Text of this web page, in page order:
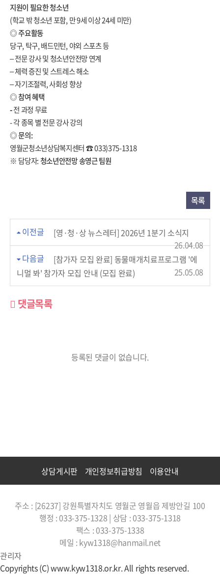
지원이 필요한 청소년
(학교 밖 청소년 포함, 만 9세 이상 24세 미만)
◎주요활동
당구, 탁구, 배드민턴, 야외 스포츠 등
– 전문 강사 및 청소년안전망 연계
– 체력 증진 및 스트레스 해소
– 자기조절력, 사회성 향상
◎참여 혜택
-전 과정 무료
- 각 종목 별 전문 강사 강의
◎문의:
영월군청소년상담복지센터 ☎ 033)375-1318
※ 담당자: 청소년안전망 송영근 팀원
목록
이전글
[영·청·상 뉴스레터] 2026년 1분기 소식지
26.04.08
다음글
[참가자 모집 완료] 동물매개치료프로그램 '에
니멀 봐' 참가자 모집 안내 (모집 완료)
25.05.08
댓글목록
등록된 댓글이 없습니다.
상담게시판 개인정보취급방침 이용안내
주소 : [26237] 강원특별자치도 영월군 영월읍 제방안길 100
행정 : 033-375-1328 | 상담 : 033-375-1318
팩스 : 033-375-1338
메일 : kyw1318@hanmail.net
관리자
Copyrights (C) www.kyw1318.or.kr. All rights reserved.